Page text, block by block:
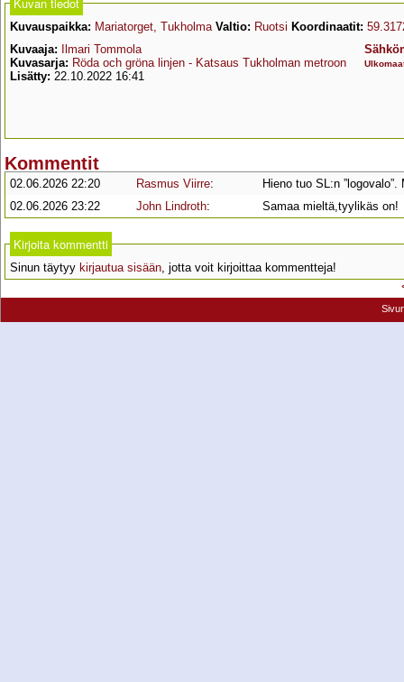
Kuvauspaikka: Mariatorget, Tukholma Valtio: Ruotsi Koordinaatit:
Kuvaaja:
Ilmari Tommola
Kuvasarja: Röda och gröna linjen - Katsaus Tukholman metroon
Lisätty: 22.10.2022 16:41
Kommentit
02.06.2026 22:20 Rasmus Viirre:
Hieno tuo SL:n
02.06.2026 23:22
John Lindroth: Samaa mieltä,tyylikäs on!
Kirjoita kommentti
Sinun täytyy kirjautua sisään, jotta voit kirjoittaa kommentteja!